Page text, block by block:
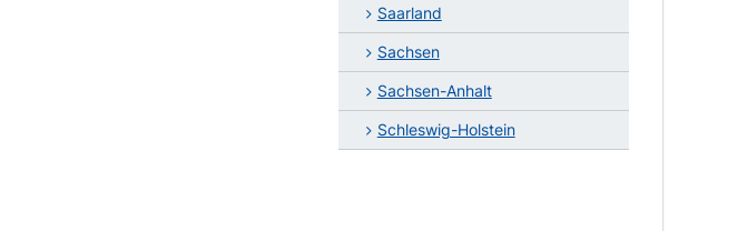
Saarland
Sachsen
Sachsen-Anhalt
Schleswig-Holstein